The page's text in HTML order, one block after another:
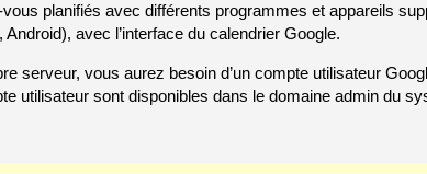
planifiés avec différents programmes et appareils
avec l’interface du calendrier Google.
serveur, vous aurez besoin d’un compte utilisateur
utilisateur sont disponibles dans le domaine admin du